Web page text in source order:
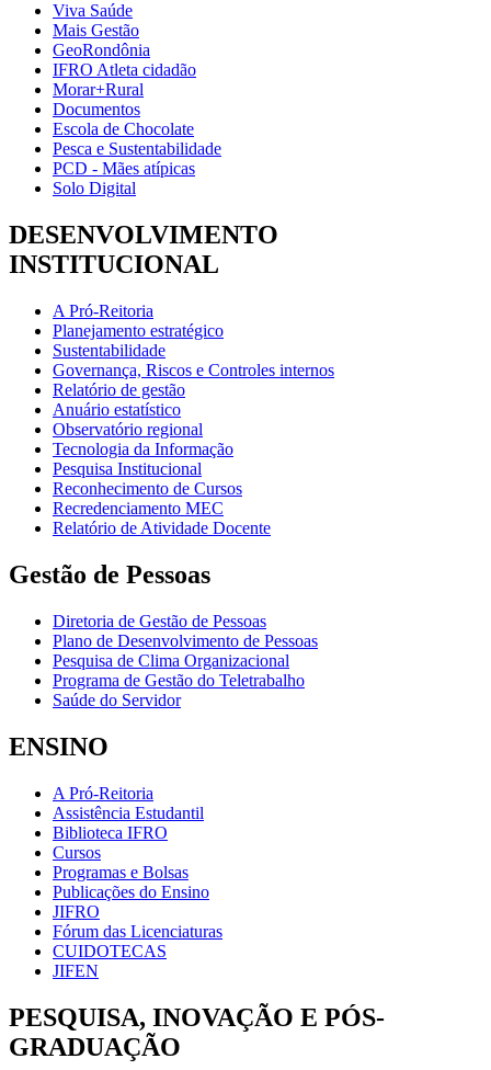
Viva Saúde
Mais Gestão
GeoRondônia
IFRO Atleta cidadão
Morar+Rural
Documentos
Escola de Chocolate
Pesca e Sustentabilidade
PCD - Mães atípicas
Solo Digital
DESENVOLVIMENTO
INSTITUCIONAL
A Pró-Reitoria
Planejamento estratégico
Sustentabilidade
Governança, Riscos e Controles internos
Relatório de gestão
Anuário estatístico
Observatório regional
Tecnologia da Informação
Pesquisa Institucional
Reconhecimento de Cursos
Recredenciamento MEC
Relatório de Atividade Docente
Gestão de Pessoas
Diretoria de Gestão de Pessoas
Plano de Desenvolvimento de Pessoas
Pesquisa de Clima Organizacional
Programa de Gestão do Teletrabalho
Saúde do Servidor
ENSINO
A Pró-Reitoria
Assistência Estudantil
Biblioteca IFRO
Cursos
Programas e Bolsas
Publicações do Ensino
JIFRO
Fórum das Licenciaturas
CUIDOTECAS
JIFEN
PESQUISA, INOVAÇÃO E PÓS-
GRADUAÇÃO